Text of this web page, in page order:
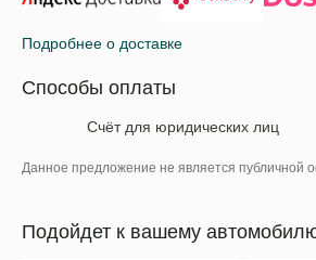
Подробнее о доставке
Способы оплаты
Счёт для юридических лиц
Данное предложение не является публичной
Подойдет к вашему